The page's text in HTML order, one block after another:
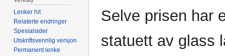
Selve prisen har
statuett av glass
Lenker hit
Relaterte endringer
Spesialsider
Utskriftsvennlig versjon
Permanent lenke